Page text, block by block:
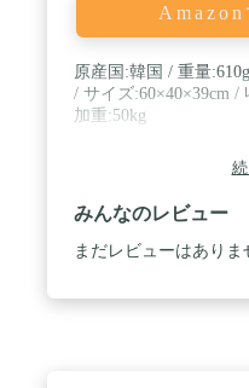
Amazon
原産国:韓国 / 重量
/ サイズ:60×40×39cm /
加重:50kg
みんなのレビュー
まだレビューはありま